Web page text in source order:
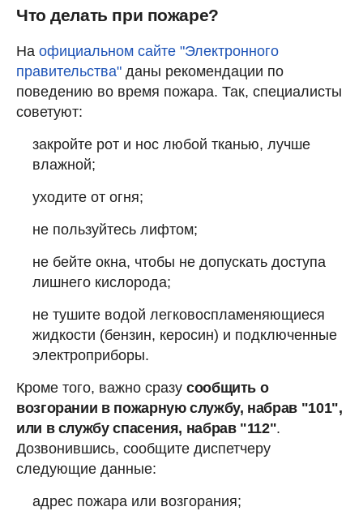
Что делать при пожаре?
На официальном сайте "Электронного
правительства" даны рекомендации по
поведению во время пожара. Так, специалисты
советуют:
закройте рот и нос любой тканью, лучше
влажной;
уходите от огня;
не пользуйтесь лифтом;
не бейте окна, чтобы не допускать доступа
лишнего кислорода;
не тушите водой легковоспламеняющиеся
жидкости (бензин, керосин) и подключенные
электроприборы.
Кроме того, важно сразу сообщить о
возгорании в пожарную службу, набрав "101",
или в службу спасения, набрав "112".
Дозвонившись, сообщите диспетчеру
следующие данные:
адрес пожара или возгорания;